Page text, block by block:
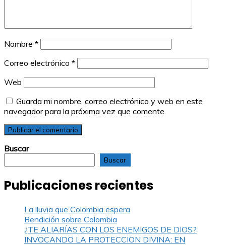
Nombre *
Correo electrónico *
Web
Guarda mi nombre, correo electrónico y web en este
navegador para la próxima vez que comente.
Buscar
Buscar
Publicaciones recientes
La lluvia que Colombia espera
Bendición sobre Colombia
¿TE ALIARÍAS CON LOS ENEMIGOS DE DIOS?
INVOCANDO LA PROTECCION DIVINA: EN